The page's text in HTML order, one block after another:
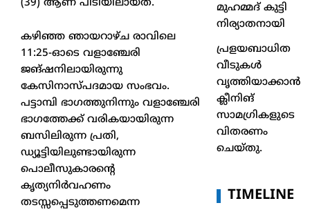
(39) ആണ് പിടിയിലായത്.
കഴിഞ്ഞ ഞായറാഴ്ച രാവിലെ
11:25-ഓടെ വളാഞ്ചേരി
ജങ്ഷനിലായിരുന്നു
കേസിനാസ്പദമായ സംഭവം.
പട്ടാമ്പി ഭാഗത്തുനിന്നും വളാഞ്ചേരി
ഭാഗത്തേക്ക് വരികയായിരുന്ന
ബസിലിരുന്ന പ്രതി,
ഡ്യൂട്ടിയിലുണ്ടായിരുന്ന
പൊലീസുകാരന്റെ
കൃത്യനിർവഹണം
തടസ്സപ്പെടുത്തണമെന്ന
മുഹമ്മദ് കുട്ടി
നിര്യാതനായി
പ്രളയബാധിത
വീടുകൾ
വൃത്തിയാക്കാൻ
ക്ലീനിങ്
സാമഗ്രികളുടെ
വിതരണം
ചെയ്തു.
TIMELINE